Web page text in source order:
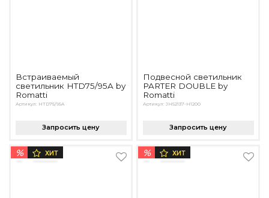
Встраиваемый
светильник HTD75/95A by
Romatti
Артикул: HTD75/95A
Запросить цену
Подвесной светильник
PARTER DOUBLE by
Romatti
Артикул: JH52137-H1200
Запросить цену
% ХИТ % ХИТ